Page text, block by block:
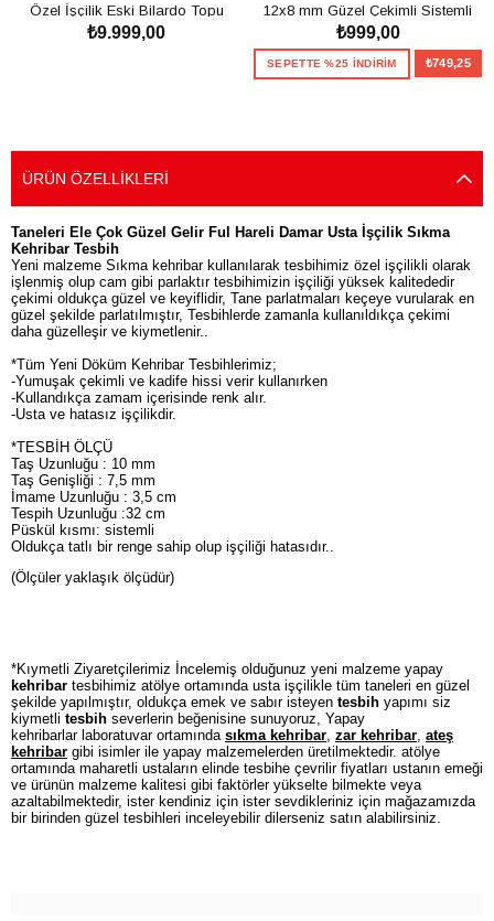
Özel İşçilik Eski Bilardo Topu
99'luk Tesbih
₺9.999,00
12x8 mm Güzel Çekimli Sistemli
Sıkma Kehribar Tesbih
₺999,00
SEPETTE %25 İNDİRİM ₺749,25
ÜRÜN ÖZELLIKLERI
Taneleri Ele Çok Güzel Gelir Ful Hareli Damar Usta İşçilik Sıkma
Kehribar Tesbih
Yeni malzeme Sıkma kehribar kullanılarak tesbihimiz özel işçilikli olarak
işlenmiş olup cam gibi parlaktır tesbihimizin işçiliği yüksek kalitededir
çekimi oldukça güzel ve keyiflidir, Tane parlatmaları keçeye vurularak en
güzel şekilde parlatılmıştır, Tesbihlerde zamanla kullanıldıkça çekimi
daha güzelleşir ve kiymetlenir..
*Tüm Yeni Döküm Kehribar Tesbihlerimiz;
-Yumuşak çekimli ve kadife hissi verir kullanırken
-Kullandıkça zamam içerisinde renk alır.
-Usta ve hatasız işçilikdir.
*TESBİH ÖLÇÜ
Taş Uzunluğu : 10 mm
Taş Genişliği : 7,5 mm
İmame Uzunluğu : 3,5 cm
Tespih Uzunluğu :32 cm
Püskül kısmı: sistemli
Oldukça tatlı bir renge sahip olup işçiliği hatasıdır..
(Ölçüler yaklaşık ölçüdür)
*Kıymetli Ziyaretçilerimiz İncelemiş olduğunuz yeni malzeme yapay
kehribar tesbihimiz atölye ortamında usta işçilikle tüm taneleri en güzel
şekilde yapılmıştır, oldukça emek ve sabır isteyen tesbih yapımı siz
kiymetli tesbih severlerin beğenisine sunuyoruz, Yapay
kehribarlar laboratuvar ortamında sıkma kehribar zar kehribar ateş
kehribar gibi isimler ile yapay malzemelerden üretilmektedir. atölye
ortamında maharetli ustaların elinde tesbihe çevrilir fiyatları ustanın emeği
ve ürünün malzeme kalitesi gibi faktörler yükselte bilmekte veya
azaltabilmektedir, ister kendiniz için ister sevdikleriniz için mağazamızda
bir birinden güzel tesbihleri inceleyebilir dilerseniz satın alabilirsiniz.